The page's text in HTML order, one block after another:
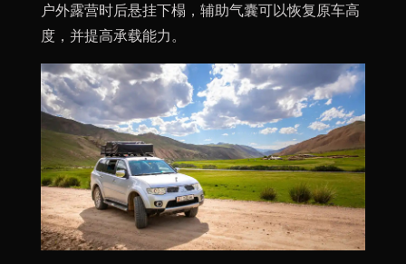
户外露营时后悬挂下榻，辅助气囊可以恢复原车高
度，并提高承载能力。